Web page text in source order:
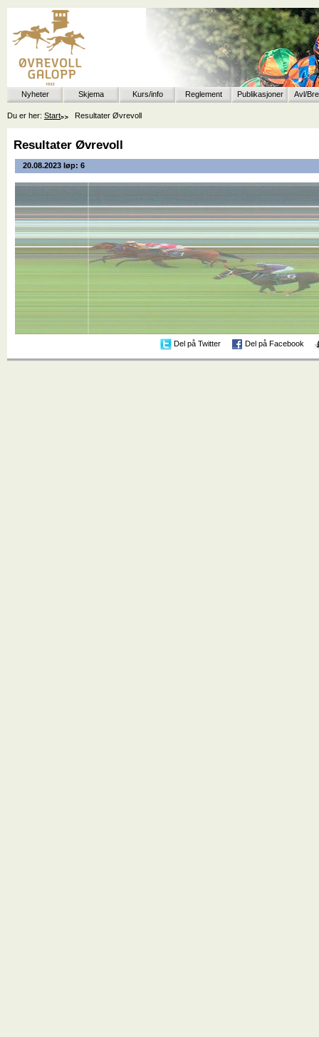
Nyheter Skjema Kurs/info Reglement Publikasjoner Avl/
Du er her: Start Resultater Øvrevoll
Resultater Øvrevoll
20.08.2023 løp: 6
Del på Twitter Del på Facebook